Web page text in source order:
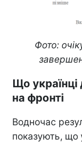
Фото:
Що
на фронті
Водночас
показують, що